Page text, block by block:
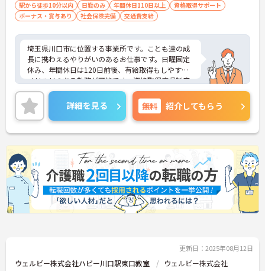
駅から徒歩10分以内 日勤のみ 年間休日110日以上
資格取得サポート
ボーナス・賞与あり
社会保険完備 交通費支給
埼玉県川口市に位置する事業所です。ことも達の成
長に携わえるやりがいのあるお仕事です。日曜固定
休み、年間休日は120日前後、有給取得もしやすく
メリハリのある勤務が可能です。資格取得応援制度
もありキャリアアップも目指せます。ご興味のある
方には、面接対策ポイントなど、さらに詳細をお話
しいたしますのでお気軽にご相談ください！
詳細を見る 無料 紹介してもらう
更新日：2025年08月12日
ウェルビー株式会社ハビー川口駅東口教室 ウェルビー株式会社